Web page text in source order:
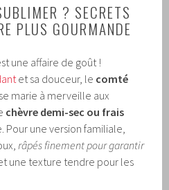
? SECRETS
PLUS GOURMANDE
une affaire de goût !
et sa douceur, le comté
marie à merveille aux
chèvre demi-sec ou frais
une version familiale,
râpés finement pour garantir
une texture tendre pour les